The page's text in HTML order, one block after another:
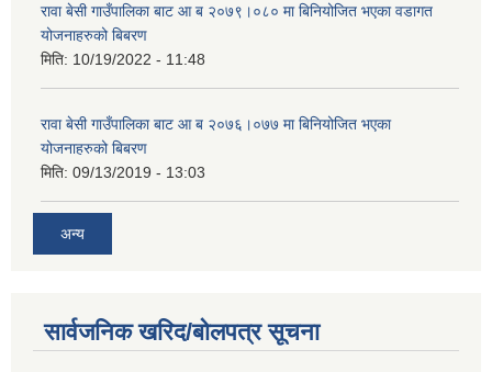
रावा बेसी गाउँपालिका बाट आ ब २०७९।०८० मा बिनियोजित भएका वडागत
योजनाहरुको बिबरण
मिति: 10/19/2022 - 11:48
रावा बेसी गाउँपालिका बाट आ ब २०७६।०७७ मा बिनियोजित भएका
योजनाहरुको बिबरण
मिति: 09/13/2019 - 13:03
अन्य
सार्वजनिक खरिद/बोलपत्र सूचना